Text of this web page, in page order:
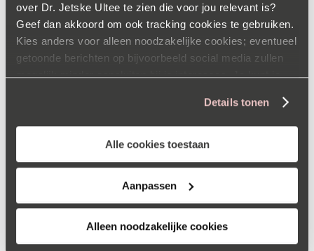
over Dr. Jetske Ultee te zien die voor jou relevant is?
Geef dan akkoord om ook tracking cookies te gebruiken.
Kies anders voor alleen noodzakelijke cookies; eventueel
getoonde berichten op bijvoorbeeld social media zullen
mogelijk minder aansluiten bij je interesses. Je kunt je
Details tonen
Alle cookies toestaan
Aanpassen
Alleen noodzakelijke cookies
gebruiken. Het product kalmeert en beschermt de droge,
beschadigde huid metonder meer een bijzondere
combinatie huideigen lipiden. Shea butter,